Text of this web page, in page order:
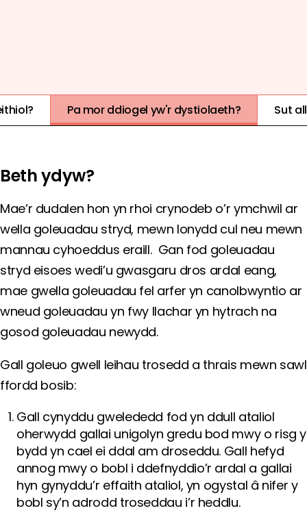
Pa mor ddiogel yw'r dystiolaeth? Sut
Beth ydyw?
Mae’r dudalen hon yn rhoi crynodeb o’r ymchwil ar
wella goleuadau stryd, mewn lonydd cul neu mewn
mannau cyhoeddus eraill. Gan fod goleuadau
stryd eisoes wedi’u gwasgaru dros ardal eang,
mae gwella goleuadau fel arfer yn canolbwyntio ar
wneud goleuadau yn fwy llachar yn hytrach na
gosod goleuadau newydd.
Gall goleuo gwell leihau trosedd a thrais mewn sawl
ffordd bosib:
Gall cynyddu gwelededd fod yn ddull ataliol
oherwydd gallai unigolyn gredu bod mwy o risg y
bydd yn cael ei ddal am droseddu. Gall hefyd
annog mwy o bobl i ddefnyddio’r ardal a gallai
hyn gynyddu’r effaith ataliol, yn ogystal â nifer y
bobl sy’n adrodd troseddau i’r heddlu.